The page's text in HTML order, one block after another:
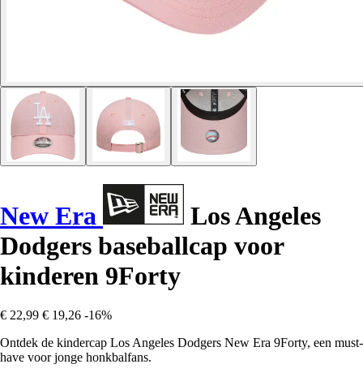
New Era
Los Angeles
Dodgers baseballcap voor
kinderen 9Forty
€ 22,99 € 19,26 -16%
Ontdek de kindercap Los Angeles Dodgers New Era 9Forty, een must-
have voor jonge honkbalfans.